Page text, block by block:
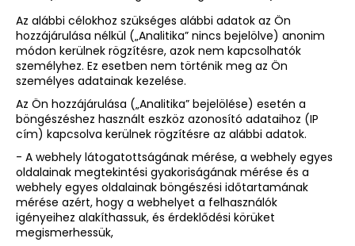
Az alábbi célokhoz szükséges alábbi adatok az Ön
hozzájárulása nélkül („Analitika” nincs bejelölve) anonim
módon kerülnek rögzítésre, azok nem kapcsolhatók
személyhez. Ez esetben nem történik meg az Ön
személyes adatainak kezelése.
Az Ön hozzájárulása („Analitika” bejelölése) esetén a
böngészéshez használt eszköz azonosító adataihoz (IP
cím) kapcsolva kerülnek rögzítésre az alábbi adatok.
- A webhely látogatottságának mérése, a webhely egyes
oldalainak megtekintési gyakoriságának mérése és a
webhely egyes oldalainak böngészési időtartamának
mérése azért, hogy a webhelyet a felhasználók
igényeihez alakíthassuk, és érdeklődési körüket
megismerhessük,